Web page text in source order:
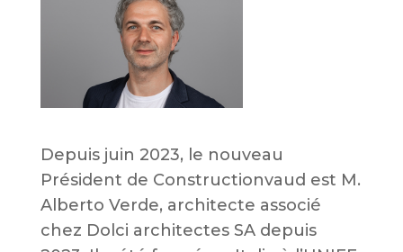
Depuis juin 2023, le nouveau
Président de Constructionvaud est M.
Alberto Verde, architecte associé
chez Dolci architectes SA depuis